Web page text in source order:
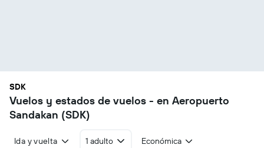
SDK
Vuelos y estados de vuelos - en Aeropuerto
Sandakan (SDK)
Ida y vuelta 1 adulto Económica